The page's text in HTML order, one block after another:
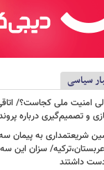
سیاسی
امنیت ملی کجاست؟/
و تصمیم‌گیری درباره
شریعتمداری به پیمان
سزان این
داشتند